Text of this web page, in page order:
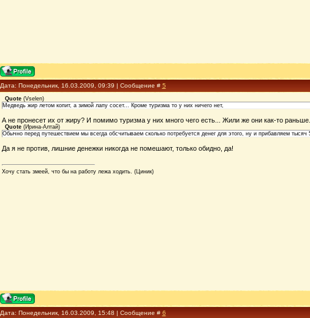
Дата: Понедельник, 16.03.2009, 09:39 | Сообщение # 5
Quote(Vselen)
Медведь жир летом копит, а зимой лапу сосет... Кроме туризма то у них ничего нет,
А не пронесет их от жиру? И помимо туризма у них много чего есть... Жили же они как-то раньше.
Quote(Ирина-Алтай)
Обычно перед путешествием мы всегда обсчитываем сколько потребуется денег для этого, ну и прибавляем
Да я не против, лишние денежки никогда не помешают, только обидно, да!
Хочу стать змеей, что бы на работу лежа ходить. (Циник)
Дата: Понедельник, 16.03.2009, 15:48 | Сообщение # 6